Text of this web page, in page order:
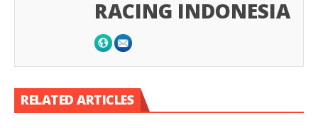
RACING INDONESIA
RELATED ARTICLES